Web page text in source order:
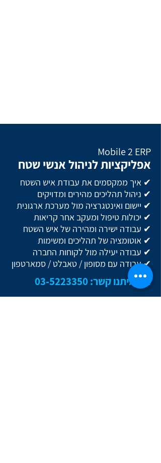
Mobile 2 ERP
אפליקציות לניהול אנשי שטח
✔ איך ממקסמים את עבודת איש השטח
✔ ניהול תהליכים מהירים ומדויקים
✔ יישום ואינטגרציה מול מערכת ארגונית
✔ יכולות טיפול ומעקב אחר קריאות
✔ עבודה ישירה ומהירה של איש השטח
✔ אוטומציה של תהליכים ומשימות
✔ עבודה יעילה מול לקוחות החברה
✔ עבודה עם מסופון / טאבלט / סמארטפון
צרו איתנו קשר:03-5223350